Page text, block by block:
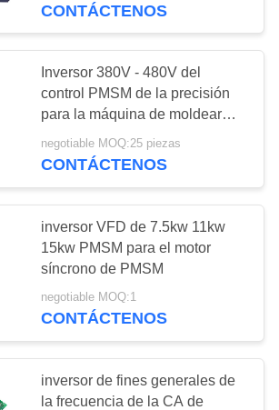
solar de la
la
solar de la
de agua
65
CONTÁCTENOS
Inversor 380V - 480V del
control PMSM de la precisión
para la máquina de moldear
plástica
negotiable MOQ:25 piezas
CONTÁCTENOS
inversor VFD de 7.5kw 11kw
15kw PMSM para el motor
síncrono de PMSM
negotiable MOQ:1
CONTÁCTENOS
inversor de fines generales de
la frecuencia de la CA de